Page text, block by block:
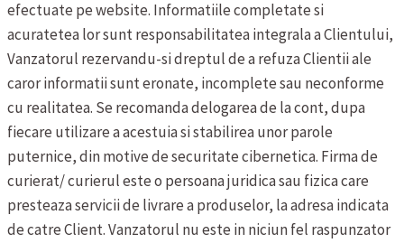
efectuate pe website. Informatiile completate si
acuratetea lor sunt responsabilitatea integrala a Clientului,
Vanzatorul rezervandu-si dreptul de a refuza Clientii ale
caror informatii sunt eronate, incomplete sau neconforme
cu realitatea. Se recomanda delogarea de la cont, dupa
fiecare utilizare a acestuia si stabilirea unor parole
puternice, din motive de securitate cibernetica. Firma de
curierat/ curierul este o persoana juridica sau fizica care
presteaza servicii de livrare a produselor, la adresa indicata
de catre Client. Vanzatorul nu este in niciun fel raspunzator